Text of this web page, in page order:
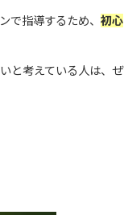
で指導するため、 初心
と考えている人は、ぜ